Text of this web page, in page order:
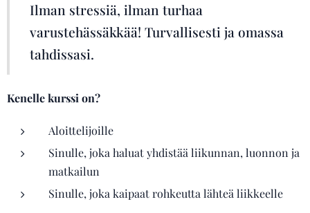
Ilman stressiä, ilman turhaa
varustehässäkkää! Turvallisesti ja omassa
tahdissasi.
Kenelle kurssi on?
Aloittelijoille
Sinulle, joka haluat yhdistää liikunnan, luonnon ja
matkailun
Sinulle, joka kaipaat rohkeutta lähteä liikkeelle